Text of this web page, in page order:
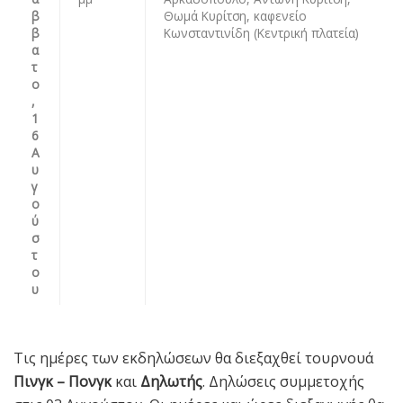
β
β
α
τ
ο
,
1
6
Α
υ
γ
ο
ύ
σ
τ
ο
υ
Θωμά Κυρίτση, καφενείο
Κωνσταντινίδη (Κεντρική πλατεία)
Τις ημέρες των εκδηλώσεων θα διεξαχθεί τουρνουά
Πινγκ – Πονγκκαι Δηλωτής. Δηλώσεις συμμετοχής